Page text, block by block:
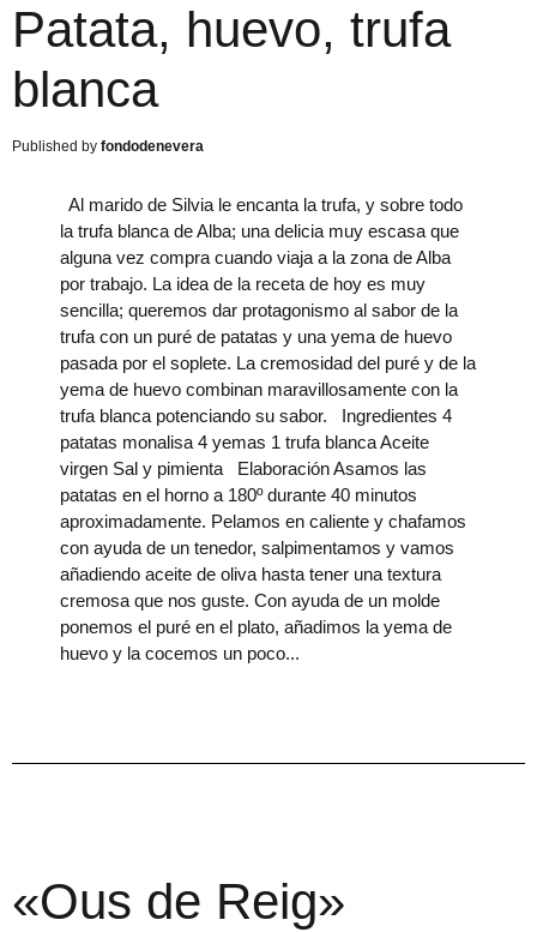
Patata, huevo, trufa
blanca
fondodenevera
Al marido de Silvia le encanta la trufa, y sobre todo
la trufa blanca de Alba; una delicia muy escasa que
alguna vez compra cuando viaja a la zona de Alba
por trabajo. La idea de la receta de hoy es muy
sencilla; queremos dar protagonismo al sabor de la
trufa con un puré de patatas y una yema de huevo
pasada por el soplete. La cremosidad del puré y de la
yema de huevo combinan maravillosamente con la
trufa blanca potenciando su sabor. Ingredientes 4
patatas monalisa 4 yemas 1 trufa blanca Aceite
virgen Sal y pimienta Elaboración Asamos las
patatas en el horno a 180º durante 40 minutos
aproximadamente. Pelamos en caliente y chafamos
con ayuda de un tenedor, salpimentamos y vamos
añadiendo aceite de oliva hasta tener una textura
cremosa que nos guste. Con ayuda de un molde
ponemos el puré en el plato, añadimos la yema de
huevo y la cocemos un poco
«Ous de Reig»